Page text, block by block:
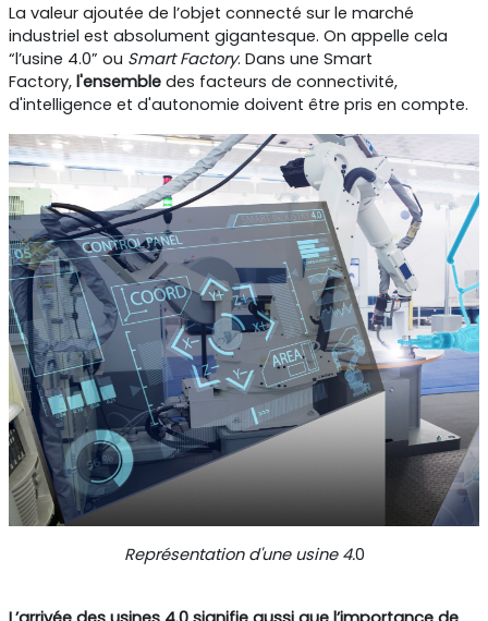
La valeur ajoutée de l’objet connecté sur le marché
industriel est absolument gigantesque. On appelle cela
“l’usine 4.0” ou Smart Factory. Dans une Smart
Factory, l'ensemble des facteurs de connectivité,
d'intelligence et d'autonomie doivent être pris en compte.
Représentation d'une usine 4.0